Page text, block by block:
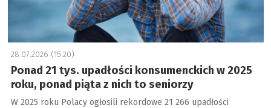
28.07.2026 (15:20)
Ponad 21 tys. upadłości konsumenckich w 2025
roku, ponad piąta z nich to seniorzy
W 2025 roku Polacy ogłosili rekordowe 21 266 upadłości